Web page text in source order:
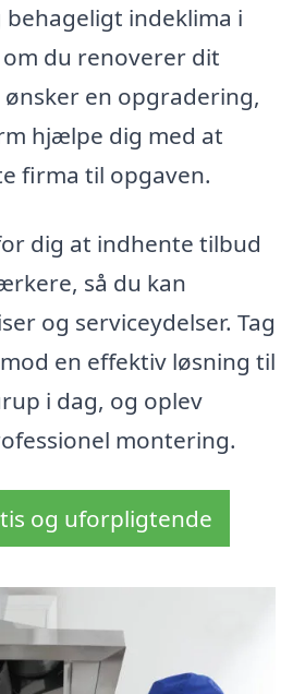
indeklima i
du renoverer dit
en opgradering,
hjælpe dig med at
firma til opgaven.
dig at indhente tilbud
så du kan
og serviceydelser. Tag
en effektiv løsning til
i dag, og oplev
montering.
og uforpligtende